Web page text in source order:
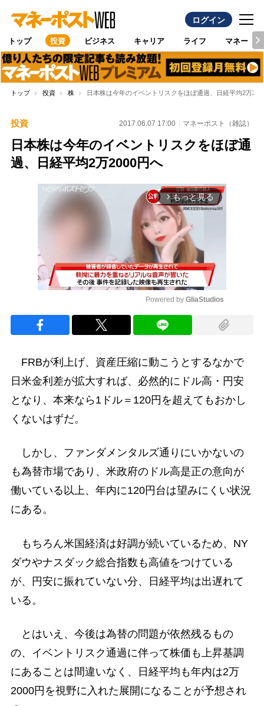
ログイン
トップ 投資 ビジネス キャリア ライフ マネー
トップ 投資 株 日本株は今年のイベントリスクをほぼ通過、日経平均2万
投資 2017.06.07 17:00 マネーポスト（雑誌）
日本株は今年のイベントリスクをほぼ通
過、日経平均2万2000円へ
arrow_forward_ios もっと見る
Powered by GliaStudios
FRBが利上げ、資産圧縮に動こうとするなかで
日米金利差が拡大すれば、必然的にドル高・円安
となり、本来なら1ドル＝120円を超えてもおかし
くないはずだ。
しかし、ファンダメンタルズ通りにいかないの
も為替市場であり、米政府のドル高是正の意向が
働いている以上、年内に120円台は望みにくい状況
にある。
もちろん米国経済は好調が続いているため、NY
ダウやナスダック総合指数も高値をつけている
が、円安に振れていない分、日経平均は出遅れて
いる。
とはいえ、今後は為替の問題が依然残るもの
の、イベントリスク通過に伴って株価も上昇基調
にあることは間違いなく、日経平均も年内は2万
2000円を視野に入れた展開になることが予想され